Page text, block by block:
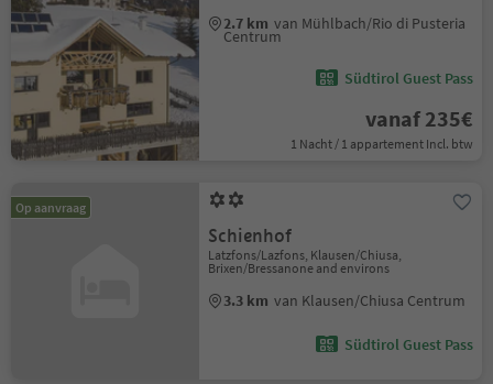
2.7 km van Mühlbach/Rio di Pusteria
Centrum
Südtirol Guest Pass
vanaf 235€
1 Nacht / 1 appartement Incl. btw
Op aanvraag
Schienhof
Latzfons/Lazfons, Klausen/Chiusa,
Brixen/Bressanone and environs
3.3 km van Klausen/Chiusa Centrum
Südtirol Guest Pass